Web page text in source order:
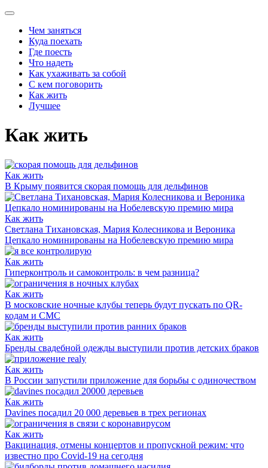
Чем заняться
Куда поехать
Где поесть
Что надеть
Как ухаживать за собой
С кем поговорить
Как жить
Лучшее
Как жить
Как жить
В Крыму появится скорая помощь для дельфинов
Как жить
Светлана Тихановская, Мария Колесникова и Вероника
Цепкало номинированы на Нобелевскую премию мира
Как жить
Гиперконтроль и самоконтроль: в чем разница?
Как жить
В московские ночные клубы теперь будут пускать по QR-
кодам и СМС
Как жить
Бренды свадебной одежды выступили против детских браков
Как жить
В России запустили приложение для борьбы с одиночеством
Как жить
Davines посадил 20 000 деревьев в трех регионах
Как жить
Вакцинация, отмены концертов и пропускной режим: что
известно про Covid-19 на сегодня